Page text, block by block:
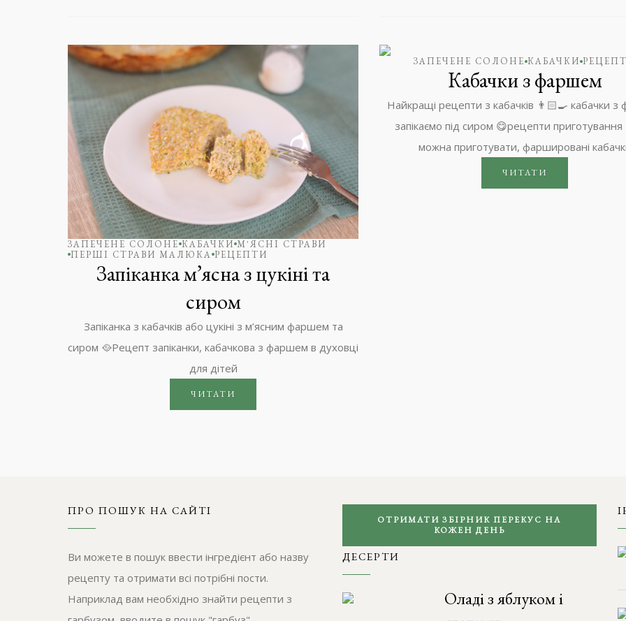
ЗАПЕЧЕНЕ СОЛОНЕ КАБАЧКИ М'ЯСНІ СТРАВИ
ПЕРШІ СТРАВИ МАЛЮКА РЕЦЕПТИ
Запіканка м’ясна з цукіні та
сиром
Запіканка з кабачків або цукіні з м’ясним фаршем та
сиром 🥘Рецепт запіканки, кабачкова з фаршем в духовці
для дітей
ЧИТАТИ
ЗАПЕЧЕНЕ СОЛОНЕ КАБАЧКИ
Кабачки з фаршем
Найкращі рецепти з кабачків 👨🏻‍🍳 кабачки
запікаємо під сиром 😋рецепти
можна приготувати, фаршировані
ЧИТАТИ
ПРО ПОШУК НА САЙТІ
Ви можете в пошук ввести інгредієнт або назву
рецепту та отримати всі потрібні пости.
Наприклад вам необхідно знайти рецепти з
ОТРИМАТИ ЗБІРНИК ПЕРЕКУС НА
КОЖЕН ДЕНЬ
ДЕСЕРТИ
Оладі з яблуком і